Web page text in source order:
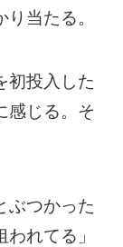
当たる。
初投入した
感じる。そ
ぶつかった
れてる」